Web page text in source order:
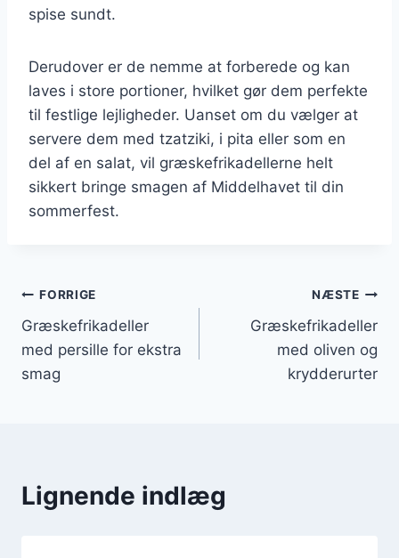
spise sundt.
Derudover er de nemme at forberede og kan
laves i store portioner, hvilket gør dem perfekte
til festlige lejligheder. Uanset om du vælger at
servere dem med tzatziki, i pita eller som en
del af en salat, vil græskefrikadellerne helt
sikkert bringe smagen af Middelhavet til din
sommerfest.
Indlægsnavigation
FORRIGE
Græskefrikadeller
med persille for ekstra
smag
NÆSTE
Græskefrikadeller
med oliven og
krydderurter
Lignende indlæg